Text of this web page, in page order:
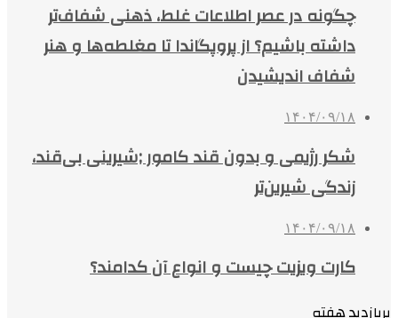
چگونه در عصر اطلاعات غلط، ذهنی شفاف‌تر
داشته باشیم؟ از پروپگاندا تا مغلطه‌ها و هنر
شفاف اندیشیدن
۱۴۰۴/۰۹/۱۸
شکر رژیمی و بدون قند کامور ;شیرینی بی‌قند،
زندگی شیرین‌تر
۱۴۰۴/۰۹/۱۸
کارت ویزیت چیست و انواع آن کدامند؟
پربازدید هفته